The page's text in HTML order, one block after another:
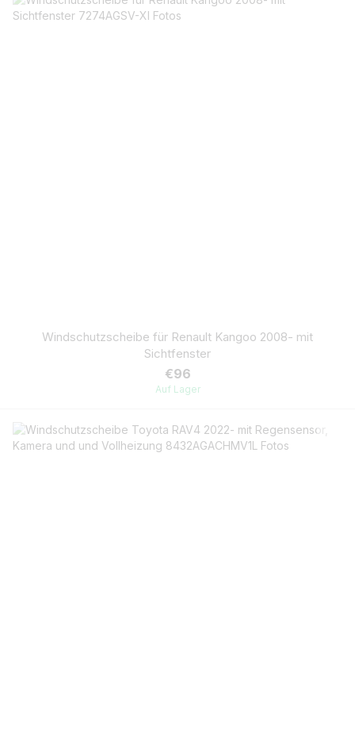
Windschutzscheibe für Renault Kangoo 2008- mit
Sichtfenster
€96
Auf Lager